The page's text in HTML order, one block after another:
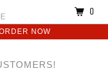
NOW
0